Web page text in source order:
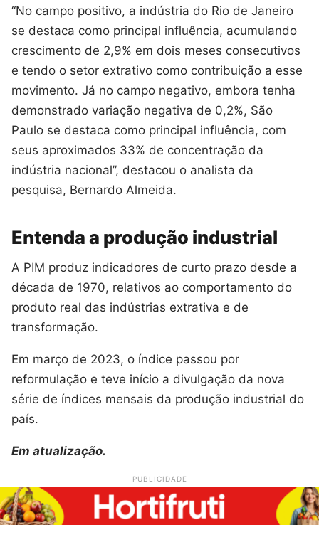
“No campo positivo, a indústria do Rio de Janeiro
se destaca como principal influência, acumulando
crescimento de 2,9% em dois meses consecutivos
e tendo o setor extrativo como contribuição a esse
movimento. Já no campo negativo, embora tenha
demonstrado variação negativa de 0,2%, São
Paulo se destaca como principal influência, com
seus aproximados 33% de concentração da
indústria nacional”, destacou o analista da
pesquisa, Bernardo Almeida.
Entenda a produção industrial
A PIM produz indicadores de curto prazo desde a
década de 1970, relativos ao comportamento do
produto real das indústrias extrativa e de
transformação.
Em março de 2023, o índice passou por
reformulação e teve início a divulgação da nova
série de índices mensais da produção industrial do
país.
Em atualização.
PUBLICIDADE